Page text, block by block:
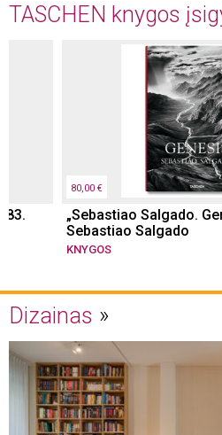
TASCHEN knygos
80,00 €
„Sebastiao Salgado.
Sebastiao Salgado
KNYGOS
Dizainas